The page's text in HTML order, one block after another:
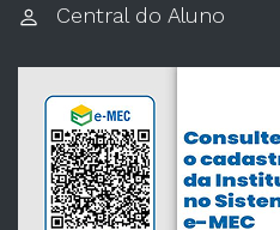
Central do Aluno